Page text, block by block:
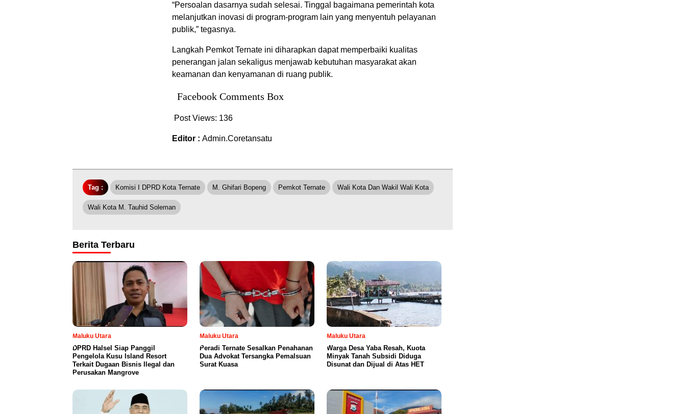
“Persoalan dasarnya sudah selesai. Tinggal bagaimana pemerintah kota
melanjutkan inovasi di program-program lain yang menyentuh pelayanan
publik,” tegasnya.
Langkah Pemkot Ternate ini diharapkan dapat memperbaiki kualitas
penerangan jalan sekaligus menjawab kebutuhan masyarakat akan
keamanan dan kenyamanan di ruang publik.
Facebook Comments Box
Post Views: 136
Editor : Admin.Coretansatu
Tag : Komisi I DPRD Kota Ternate M. Ghifari Bopeng Pemkot Ternate Wali Kota Dan Wakil Wali Kota
Wali Kota M. Tauhid Soleman
Berita Terbaru
Maluku Utara
DPRD Halsel Siap Panggil
Pengelola Kusu Island Resort
Terkait Dugaan Bisnis Ilegal dan
Perusakan Mangrove
Maluku Utara
Peradi Ternate Sesalkan Penahanan
Dua Advokat Tersangka Pemalsuan
Surat Kuasa
Maluku Utara
Warga Desa Yaba Resah, Kuota
Minyak Tanah Subsidi Diduga
Disunat dan Dijual di Atas HET